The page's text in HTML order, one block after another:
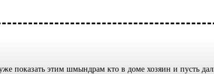
показать этим шмындрам кто в доме хозяин и пусть